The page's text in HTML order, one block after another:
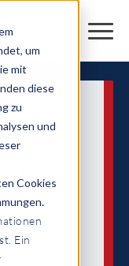
um
mit
diese
zu
und
Cookies
Ein
der